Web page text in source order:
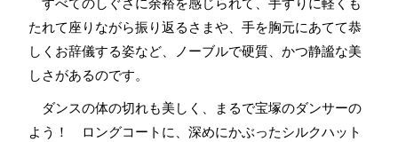
すべてのしぐさに余裕を感じられて、手すりに軽くも
たれて座りながら振り返るさまや、手を胸元にあてて恭
しくお辞儀する姿など、ノーブルで硬質、かつ静謐な美
しさがあるのです。
ダンスの体の切れも美しく、まるで宝塚のダンサーの
よう！ ロングコートに、深めにかぶったシルクハット